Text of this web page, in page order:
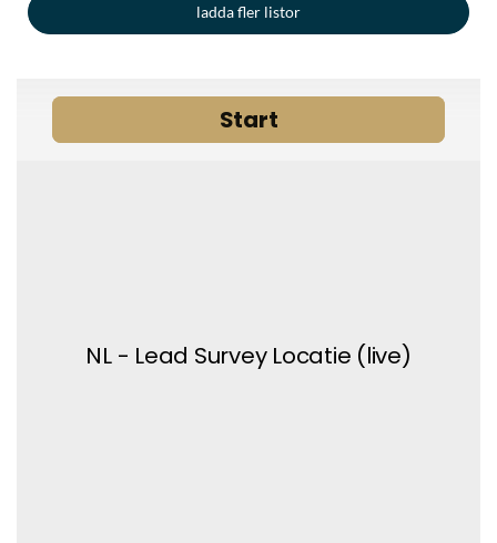
ladda fler listor